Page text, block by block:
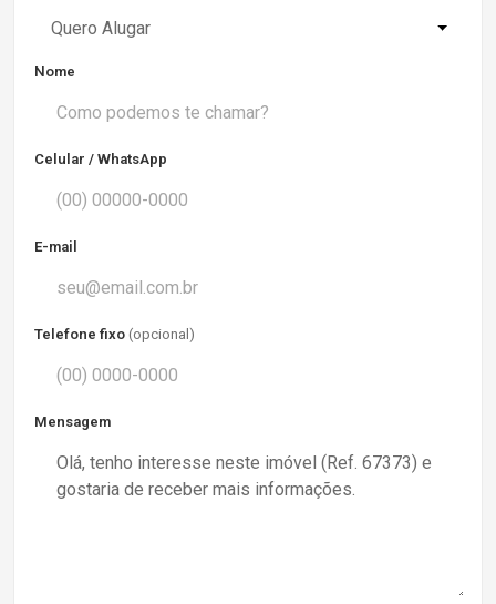
Quero Alugar
Nome
Celular / WhatsApp
E-mail
Telefone fixo (opcional)
Mensagem